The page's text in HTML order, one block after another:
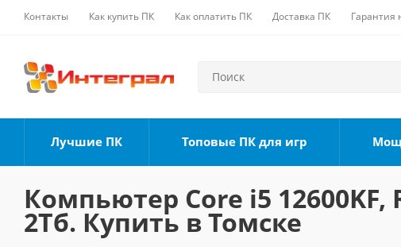
Контакты Как купить ПК Как оплатить ПК Доставка ПК Гарантия
Лучшие ПК Топовые ПК для игр
Компьютер Core i5 12600KF,
2Тб. Купить в Томске